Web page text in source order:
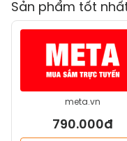
Sản phẩm tốt
meta.vn
790.000đ